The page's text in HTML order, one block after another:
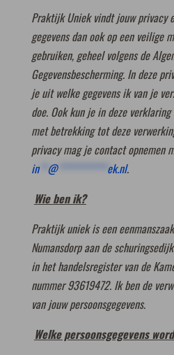
Praktijk Uniek vindt jouw privacy
gegevens dan ook op een veilige
gebruiken, geheel volgens de
Gegevensbescherming. In deze
je uit welke gegevens ik van je
doe. Ook kun je in deze
met betrekking tot deze
privacy mag je contact opnemen
in** @************ ek.nl.
Wie ben ik?
Praktijk uniek is een
Numansdorp aan de
in het handelsregister van de
nummer 93619472. Ik ben de
van jouw persoonsgegevens.
Welke persoonsgegevens